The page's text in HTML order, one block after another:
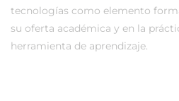
tecnologías como elemento
su oferta académica y en la
herramienta de aprendizaje.